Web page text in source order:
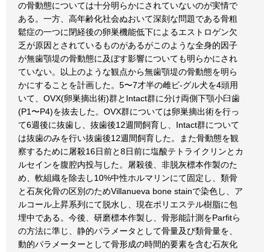
の骨動態については十分明らかにされていないのが実情で
ある。一方、高年齢化社会ぬおいて深刻な問題である骨粗
鬆症の一つに閉経後の卵巣機能低下によるエストロゲン欠
乏が原因とされているものがあるがこのような全身的因子
が無歯顎堤の骨動態に及ぼす影響についても明らかにされ
ていない。以上のような観点から無歯顎堤の骨動態を明ら
かにすることを計画した。5〜7才半の雌ビ-グル犬を4頭用
いて、OVX(卵巣摘出術)群とIntact群に分け両側下顎小臼歯
(P1〜P4)を抜去した。OVX群については卵巣摘出術を行っ
て6週後に抜歯し、抜歯後12週間飼育し、Intact群について
は抜歯のみを行い抜歯後12週間飼育した。また骨動態を観
察するために屠殺16日前と8日前に塩酸テトライクリンとカ
ルセインを腹腔内投与した。屠殺後、非脱灰標本作製のた
め、軟組織を除去し10%中性ホルマリンにて固定し、類骨
と石灰化骨の区別のためVillanueva bone stainで染色し、ア
ルコール上昇系列にて脱水し、現在ポリエステル樹脂に包
埋中である。今後、研磨標本作製し、骨形能計測をParfitら
の方法に準じ、静的パラメータとして骨量及び類骨量を、
動的パラメーターとして骨形成の時間的要素を含む石灰化